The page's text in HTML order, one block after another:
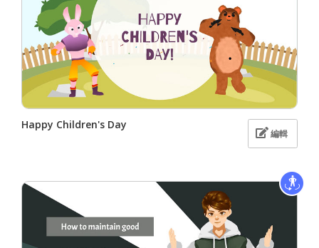
Happy Children's Day
編輯